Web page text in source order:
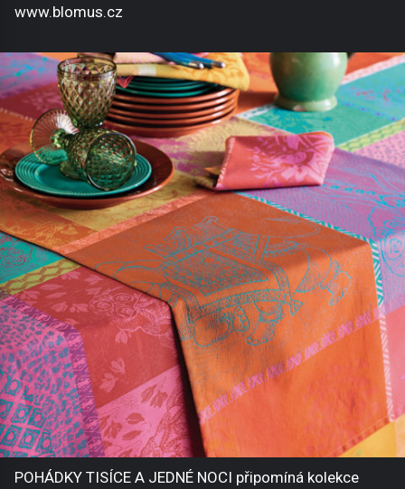
www.blomus.cz
POHÁDKY TISÍCE A JEDNÉ NOCI připomíná kolekce